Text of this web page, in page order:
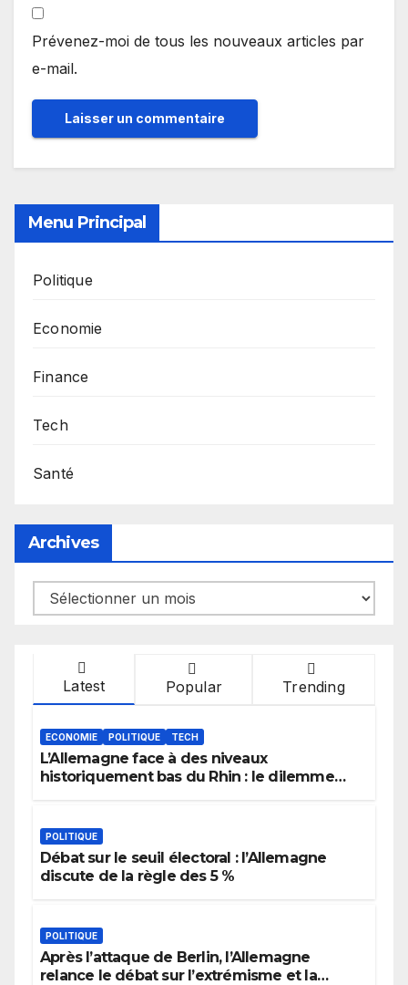
Prévenez-moi de tous les nouveaux articles par
e-mail.
Menu Principal
Politique
Economie
Finance
Tech
Santé
Archives
Archives
Latest Popular Trending
ECONOMIE POLITIQUE TECH
L’Allemagne face à des niveaux
historiquement bas du Rhin : le dilemme
POLITIQUE
Débat sur le seuil électoral : l’Allemagne
discute de la règle des 5 %
POLITIQUE
Après l’attaque de Berlin, l’Allemagne
relance le débat sur l’extrémisme et la